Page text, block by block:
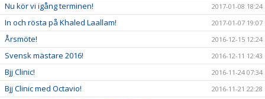
Nu kör vi igång terminen! 2017-01-08 18:24
In och rösta på Khaled Laallam! 2017-01-07 19:07
Årsmöte! 2016-12-15 12:24
Svensk mästare 2016! 2016-12-11 12:43
Bjj Clinic! 2016-11-24 07:34
Bjj Clinic med Octavio! 2016-11-21 22:28